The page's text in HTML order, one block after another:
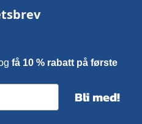
få 10 % rabatt på første
Bli med!